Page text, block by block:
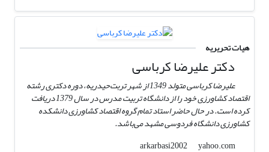
هیات تحریریه
دکتر علیرضا کرباسی
علیرضا کرباسی متولد 1349 از شهر تربت‌حیدریه، دوره دکتری رشته
اقتصاد کشاورزی خود را از دانشگاه تربیت مدرس در سال 1379 دریافت
کرده است. در حال حاضر استاد تمام گروه اقتصاد کشاورزی دانشکده
کشاورزی دانشگاه فردوسی مشهد می‌باشد.
arkarbasi2002
yahoo.com